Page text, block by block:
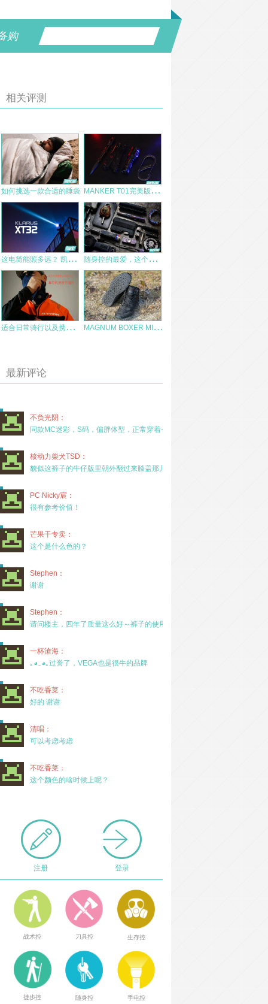
购
相关评测
如何挑选一款合适的睡袋 M
ANKER T01完美版入手体验
这
电筒能照多远？ 凯瑞兹Klarus XT32千米级远射手电 随
身控的最爱，这个战术钱包不仅仅能装逼——Dango T01
适
合日常骑行以及携带的速干围脖—单导科技之速干围脖的使用感受 M
AGNUM BOXER MID WP马格南拳击手中帮战术靴体验
最新评论
不负光阴：
同款MC迷彩，S码，偏胖体型，正常穿着一年半，没
核动力柴犬TSD：
貌似这裤子的牛仔版里朝外翻过来膝盖那儿有放护膝的
PC Nicky宸：
很有参考价值！
芒果干专卖：
这个是什么色的？
Stephen：
谢谢
Stephen：
请问楼主，四年了质量这么好～裤子的使用率高吗？
一杯滄海：
｡◕‿◕｡过誉了，VEGA也是很牛的品牌
不吃香菜：
好的 谢谢
清唱：
可以考虑考虑
不吃香菜：
这个颜色的啥时候上呢？
注册 登录
战术控 刀具控 生存控
徒步控 随身控 手电控